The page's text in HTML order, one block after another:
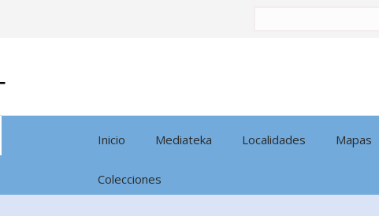
Inicio Mediateka Localidades Mapas
Colecciones